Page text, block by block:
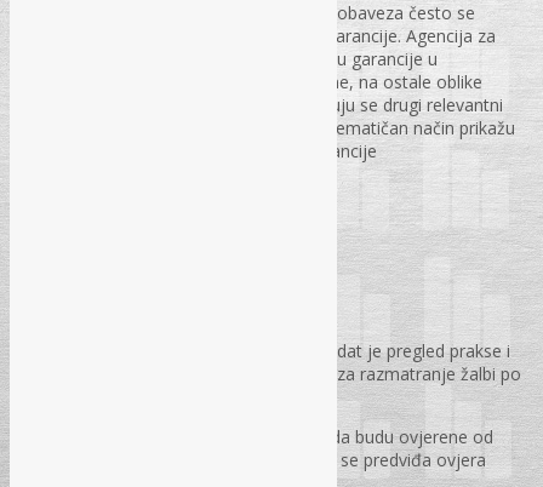
Dodatna ozbiljnost u izvršenju ugovornih obaveza često se
zahtijeva obezbjeđenjem odgovarajuće garancije. Agencija za
javne nabavke je pravilnikom uredila formu garancije u
postupcima javnih nabavki. Sa druge strane, na ostale oblike
garancija propisanih pravilnikom primjenjuju se drugi relevantni
propisi. Svrha ovog članka je da se na sistematičan način prikažu
prednosti i nedostaci pojedinih oblika garancije
U ovom broju časopisa „Pravo i fnansije“ dat je pregled prakse i
izvodi iz obrazloženja Ureda / Kancelarije za razmatranje žalbi po
Za koje izjave se može predvidjeti da budu ovjerene od
strane nadležnog organa, a za koje se predviđa ovjera